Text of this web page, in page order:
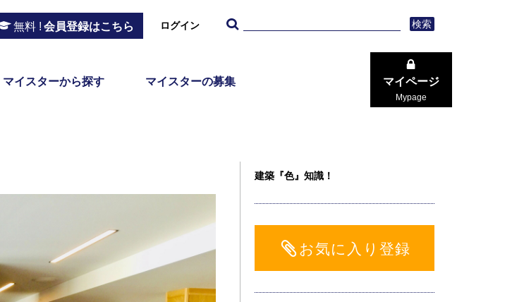
無料 ! 会員登録はこちら ログイン 検索
マイスターから探す マイスターの募集 マイページ
Mypage
建築『色』知識！
お気に入り登録